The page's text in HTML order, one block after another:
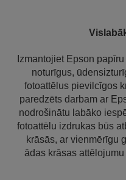
Izmantojiet Epson
noturīgus,
fotoattēlus pievilcīgos
paredzēts darbam ar
nodrošinātu labāko
fotoattēlu izdrukas būs
krāsās, ar vienmērīgu
ādas krāsas